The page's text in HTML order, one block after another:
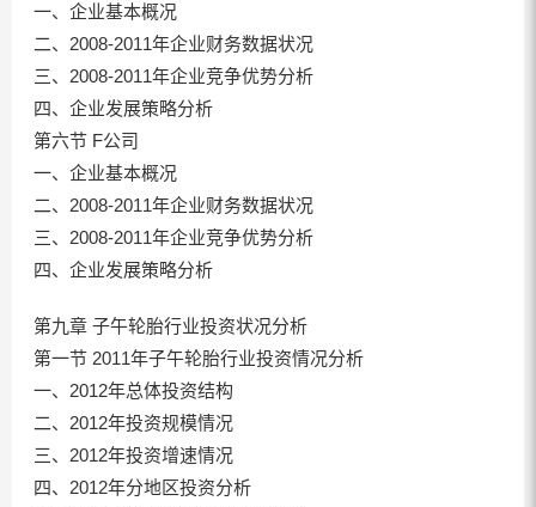
一、企业基本概况
二、2008-2011年企业财务数据状况
三、2008-2011年企业竞争优势分析
四、企业发展策略分析
第六节 F公司
一、企业基本概况
二、2008-2011年企业财务数据状况
三、2008-2011年企业竞争优势分析
四、企业发展策略分析
第九章 子午轮胎行业投资状况分析
第一节 2011年子午轮胎行业投资情况分析
一、2012年总体投资结构
二、2012年投资规模情况
三、2012年投资增速情况
四、2012年分地区投资分析